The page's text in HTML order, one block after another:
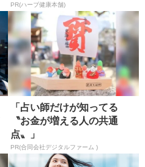
PR(ハーブ健康本舗)
「占い師だけが知ってる
〝お金が増える人の共通
点〟」
PR(合同会社デジタルファーム )